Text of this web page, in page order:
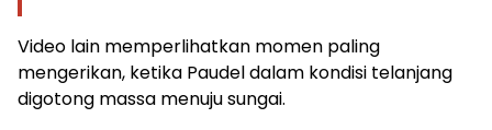
Video lain memperlihatkan momen paling
mengerikan, ketika Paudel dalam kondisi telanjang
digotong massa menuju sungai.